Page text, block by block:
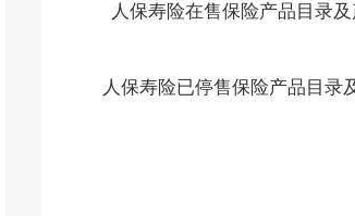
人保寿险在售保险产品目录
人保寿险已停售保险产品目录